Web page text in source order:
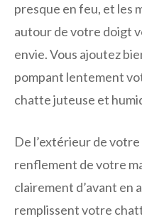
presque en feu, et les
autour de votre doigt
envie. Vous ajoutez
pompant lentement
chatte juteuse et
De l’extérieur de
renflement de votre
clairement d’avant en
remplissent votre